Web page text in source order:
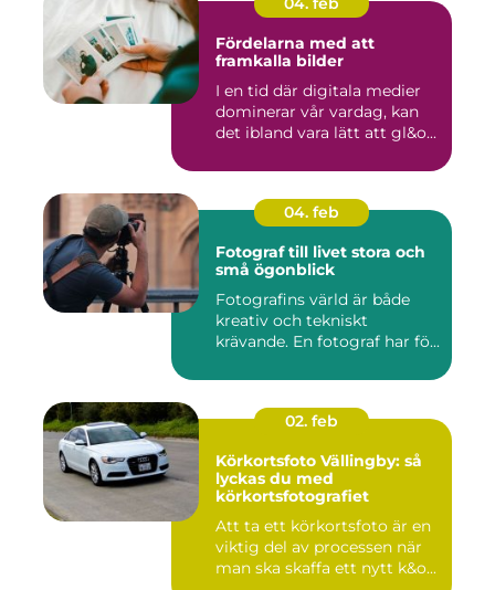
Fördelarna med att
framkalla bilder
I en tid där digitala medier
dominerar vår vardag, kan
det ibland vara lätt att gl&o...
04. feb
Fotograf till livet stora och
små ögonblick
Fotografins värld är både
kreativ och tekniskt
krävande. En fotograf har fö...
02. feb
Körkortsfoto Vällingby: så
lyckas du med
körkortsfotografiet
Att ta ett körkortsfoto är en
viktig del av processen när
man ska skaffa ett nytt k&o...